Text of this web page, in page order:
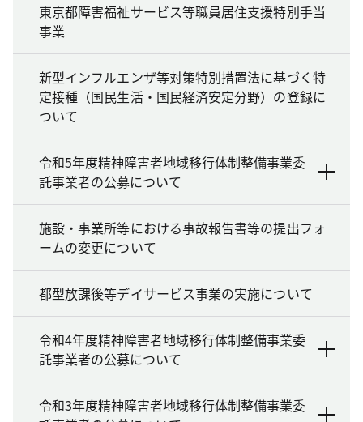
東京都障害福祉サービス等職員居住支援特別手当
事業
新型インフルエンザ等対策特別措置法に基づく特
定接種（国民生活・国民経済安定分野）の登録に
ついて
令和5年度精神障害者地域移行体制整備事業委
託事業者の公募について
施設・事業所等における事故報告書等の提出フォ
ームの変更について
都型放課後等デイサービス事業の実施について
令和4年度精神障害者地域移行体制整備事業委
託事業者の公募について
令和3年度精神障害者地域移行体制整備事業委